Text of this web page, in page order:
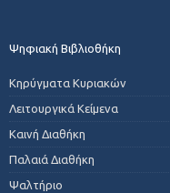
Ψηφιακή Βιβλιοθήκη
Κηρύγματα Κυριακών
Λειτουργικά Κείμενα
Καινή Διαθήκη
Παλαιά Διαθήκη
Ψαλτήριο